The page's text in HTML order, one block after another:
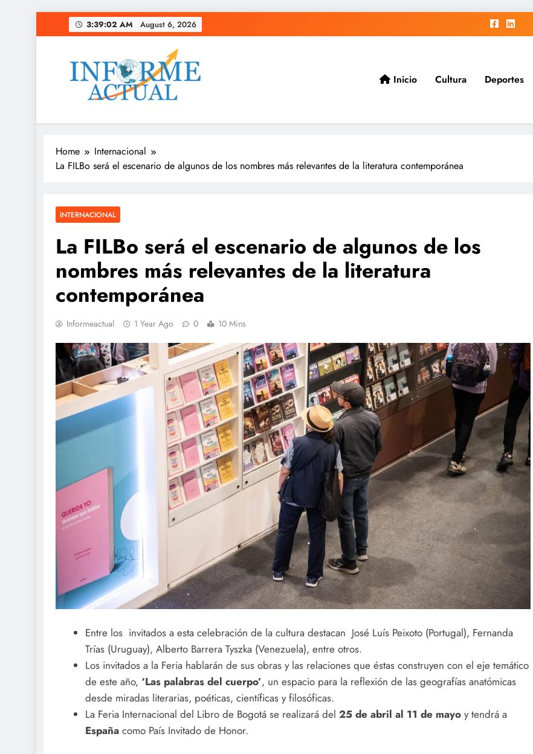
to
3:39:04 AM August 6, 2026
Informe Actual
La actualidad al instante, con veracidad y claridad.
Inicio Cultura Deportes
Home
Internacional
La FILBo será el escenario de algunos de los nombres más relevantes de la literatura contemporánea
INTERNACIONAL
La FILBo será el escenario de algunos de los
nombres más relevantes de la literatura
contemporánea
Informeactual 1 Year Ago 0 10 Mins
Entre los invitados a esta celebración de la cultura destacan José Luís Peixoto (Portugal), Fernanda
Trías (Uruguay), Alberto Barrera Tyszka (Venezuela), entre otros.
Los invitados a la Feria hablarán de sus obras y las relaciones que éstas construyen con el eje temático
de este año, ‘Las palabras del cuerpo’, un espacio para la reflexión de las geografías anatómicas
desde miradas literarias, poéticas, científicas y filosóficas.
La Feria Internacional del Libro de Bogotá se realizará del 25 de abril al 11 de mayoy tendrá a
España como País Invitado de Honor.
ESPECTÁCULOS NOVEDADES
El Ballet San Marcos celebra 62 años
de creación artística con Resonancias
3 months ago